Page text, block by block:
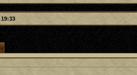
19:33